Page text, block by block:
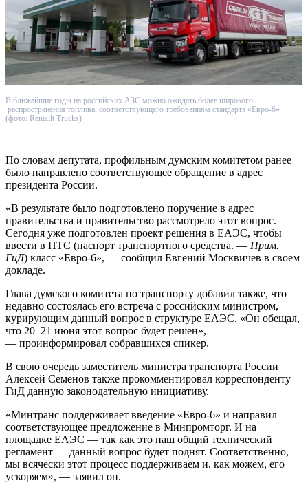
В ближайшие годы на российских АЗС можно ожидать более широкого
распространения топлива, соответствующего требованиям стандарта «Евро-6»
(фото: Renault Trucks)
По словам депутата, профильным думским комитетом ранее
было направлено соответствующее обращение в адрес
президента России.
«В результате было подготовлено поручение в адрес
правительства и правительство рассмотрело этот вопрос.
Сегодня уже подготовлен проект решения в ЕАЭС, чтобы
ввести в ПТС (паспорт транспортного средства. — Прим.
ГиД) класс «Евро-6», — сообщил Евгений Москвичев в своем
докладе.
Глава думского комитета по транспорту добавил также, что
недавно состоялась его встреча с российским министром,
курирующим данный вопрос в структуре ЕАЭС. «Он обещал,
что 20–21 июня этот вопрос будет решен»,
— проинформировал собравшихся спикер.
В свою очередь заместитель министра транспорта России
Алексей Семенов также прокомментировал корреспонденту
ГиД данную законодательную инициативу.
«Минтранс поддерживает введение «Евро-6» и направил
соответствующее предложение в Минпромторг. И на
площадке ЕАЭС — так как это наш общий технический
регламент — данный вопрос будет поднят. Соответственно,
мы всячески этот процесс поддерживаем и, как можем, его
ускоряем», — заявил он.